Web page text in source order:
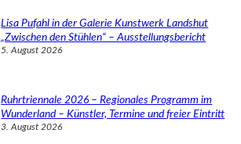
Lisa Pufahl in der Galerie Kunstwerk Landshut
„Zwischen den Stühlen“ – Ausstellungsbericht
5. August 2026
Ruhrtriennale 2026 – Regionales Programm im
Wunderland – Künstler, Termine und freier Eintritt
3. August 2026